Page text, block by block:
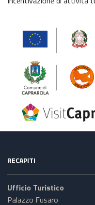
RECAPITI
Ufficio Turistico
Palazzo Fusaro